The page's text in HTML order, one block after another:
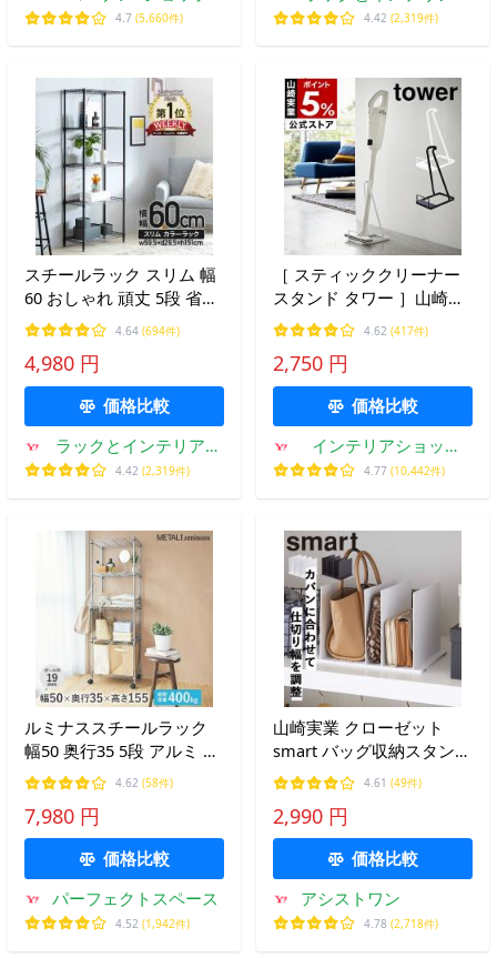
Yahoo!ショッピング店
4.7 (5,660件)
販 an-non
4.42 (2,319件)
スチールラック スリム 幅
60 おしゃれ 頑丈 5段 省ス
ペース 隙間収納 ラック 幅
30 黒 シェルフ キッチンラ
ック レンジ ランドリー 安
い 高さ150 M1560305BK
4.64 (694件)
4,980 円
価格比較
ラックとインテリア通
販 an-non
4.42 (2,319件)
［ スティッククリーナー
スタンド タワー ］山崎実
業 tower 掃除機用スタン
ド コードレスクリーナー
スタンド マキタ ダイソン
スタンド 収納 3273 3274
4.62 (417件)
2,750 円
価格比較
インテリアショップ
roomy
4.77 (10,442件)
ルミナススチールラック
幅50 奥行35 5段 アルミ ル
ミナスラック 収納 棚 ラッ
ク 19mm EL19-15505
4.62 (58件)
7,980 円
価格比較
パーフェクトスペース
4.52 (1,942件)
山崎実業 クローゼット
smart バッグ収納スタンド
スマート 2個組 鞄 収納
4.61 (49件)
2,990 円
価格比較
アシストワン
4.78 (2,718件)